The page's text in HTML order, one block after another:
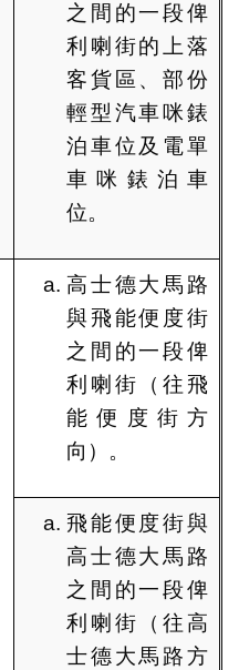
之間的一段俾
利喇街的上落
客貨區、部份
輕型汽車咪錶
泊車位及電單
車咪錶泊車
位。
高士德大馬路
與飛能便度街
之間的一段俾
利喇街（往飛
能便度街方
向）。
飛能便度街與
高士德大馬路
之間的一段俾
利喇街（往高
士德大馬路方